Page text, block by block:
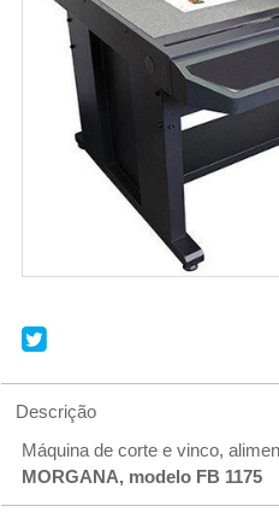
Descrição
Máquina de corte e vinco,
MORGANA, modelo FB 1175